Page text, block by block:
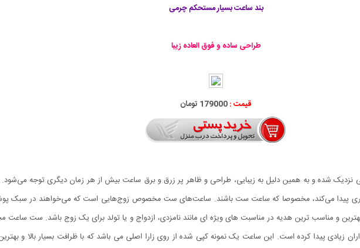
بند ساعت بسیار مستحکم چرمی
طراحی ساده و فوق العاده زیبا
قیمت :179000 تومان
نزدیک شده و به همین دلیل به زیبایی، طراحی و ظاهر پر زرق و برق ساعت بیش از هر زمان دیگری توجه
پیدا می‌کند، مخصوصا که ساعت ست باشند. ساعت‌های ست مخصوص زوج‌هایی است که می‌خواهند در سبک
زیادی پیدا کرده است. این ساعت یک نمونه کپی شده از روی زارا اصلی می باشد که با ظرافت بسیار بالا و